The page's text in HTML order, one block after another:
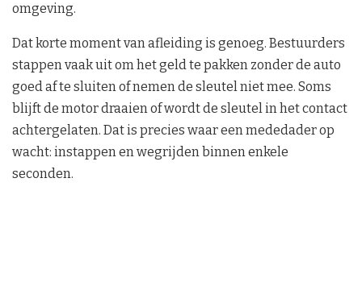
omgeving.
Dat korte moment van afleiding is genoeg. Bestuurders
stappen vaak uit om het geld te pakken zonder de auto
goed af te sluiten of nemen de sleutel niet mee. Soms
blijft de motor draaien of wordt de sleutel in het contact
achtergelaten. Dat is precies waar een mededader op
wacht: instappen en wegrijden binnen enkele
seconden.